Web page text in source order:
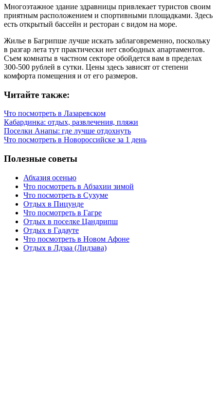
Многоэтажное здание здравницы привлекает туристов своим
приятным расположением и спортивными площадками. Здесь
есть открытый бассейн и ресторан с видом на море.
Жилье в Багрипше лучше искать заблаговременно, поскольку
в разгар лета тут практически нет свободных апартаментов.
Съем комнаты в частном секторе обойдется вам в пределах
300-500 рублей в сутки. Цены здесь зависят от степени
комфорта помещения и от его размеров.
Читайте также:
Что посмотреть в Лазаревском
Кабардинка: отдых, развлечения, пляжи
Поселки Анапы: где лучше отдохнуть
Что посмотреть в Новороссийске за 1 день
Полезные советы
Абхазия осенью
Что посмотреть в Абзахии зимой
Что посмотреть в Сухуме
Отдых в Пицунде
Что посмотреть в Гагре
Отдых в поселке Цандрипш
Отдых в Гадауте
Что посмотреть в Новом Афоне
Отдых в Лдзаа (Лидзава)